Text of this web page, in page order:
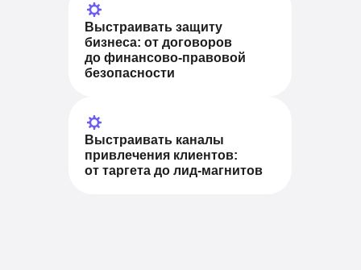
Выстраивать защиту
бизнеса: от договоров
до финансово-правовой
безопасности
Выстраивать каналы
привлечения клиентов:
от таргета до лид-магнитов